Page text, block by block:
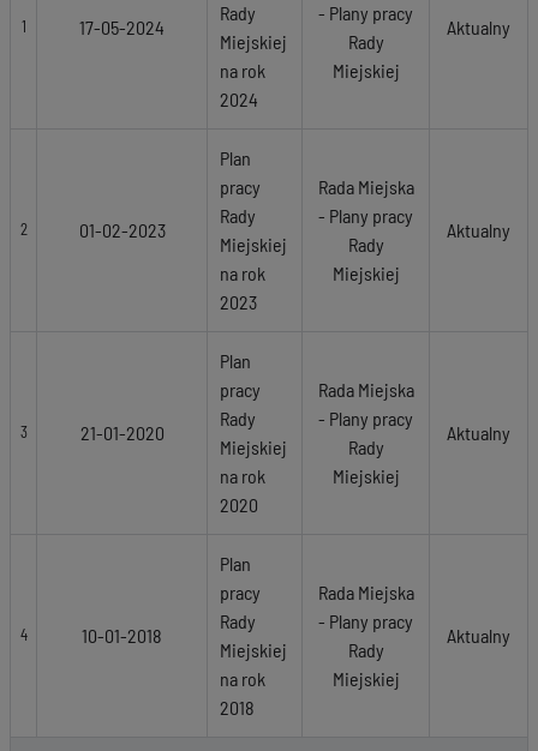
1 17-05-2024
Rady
Miejskiej
na rok
2024
- Plany pracy
Rady
Miejskiej
Aktualny
2 01-02-2023
Plan
pracy
Rady
Miejskiej
na rok
2023
Rada Miejska
- Plany pracy
Rady
Miejskiej
Aktualny
3 21-01-2020
Plan
pracy
Rady
Miejskiej
na rok
2020
Rada Miejska
- Plany pracy
Rady
Miejskiej
Aktualny
4 10-01-2018
Plan
pracy
Rady
Miejskiej
na rok
2018
Rada Miejska
- Plany pracy
Rady
Miejskiej
Aktualny